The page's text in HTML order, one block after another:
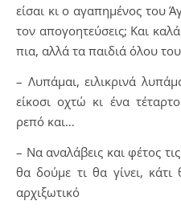
είσαι κι ο αγαπημένος του
τον απογοητεύσεις; Και
πια, αλλά τα παιδιά όλου
– Λυπάμαι, ειλικρινά
είκοσι οχτώ κι ένα
ρεπό και…
– Να αναλάβεις και φέτος
θα δούμε τι θα γίνει,
αρχιξωτικό